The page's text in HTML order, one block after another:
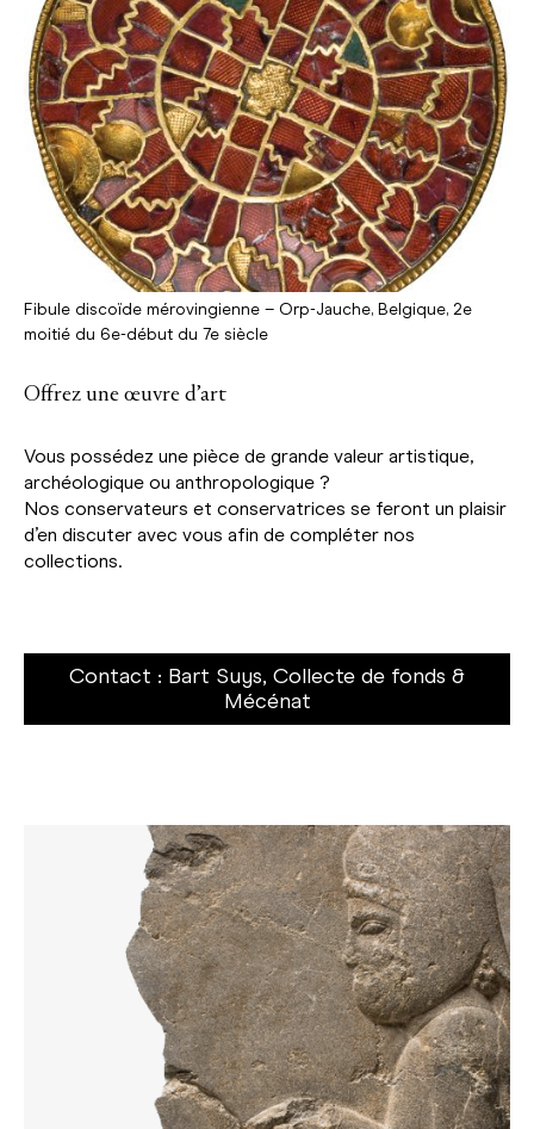
Offrez une œuvre d’art
Vous possédez une pièce de grande valeur artistique,
archéologique ou anthropologique ?
Nos conservateurs et conservatrices se feront un plaisir
d’en discuter avec vous afin de compléter nos
collections.
Contact : Bart Suys, Collecte de fonds &
Mécénat
Fibule discoïde mérovingienne – Orp-Jauche, Belgique, 2e
moitié du 6e-début du 7e siècle